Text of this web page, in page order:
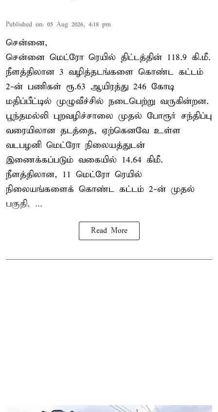
Published on: 05 Aug 2026, 4:18 pm
சென்னை,
சென்னை மெட்ரோ ரெயில் திட்டத்தின் 118.9 கி.மீ.
நீளத்திலான 3 வழித்தடங்களை கொண்ட கட்டம்
2-ன் பணிகள் ரூ.63 ஆயிரத்து 246 கோடி
மதிப்பீட்டில் முழுவீச்சில் நடைபெற்று வருகின்றன.
பூந்தமல்லி புறவழிச்சாலை முதல் போரூர் சந்திப்பு
வரையிலான தடத்தை, ஏற்கெனவே உள்ள
வடபழனி மெட்ரோ நிலையத்துடன்
இணைக்கப்படும் வகையில் 14.64 கிமீ.
நீளத்திலான, 11 மெட்ரோ ரெயில்
நிலையங்களைக் கொண்ட கட்டம் 2-ன் முதல்
பகுதி, ...
Read More